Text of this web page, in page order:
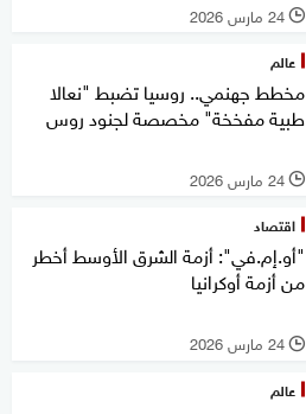
l 24 مارس 2026
عالم
مخطط جهنمي.. روسيا تضبط "نعالا
طبية مفخخة" مخصصة لجنود روس
l 24 مارس 2026
اقتصاد
"أو.إم.في": أزمة الشرق الأوسط أخطر
من أزمة أوكرانيا
l 24 مارس 2026
عالم